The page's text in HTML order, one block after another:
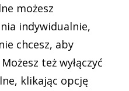
możesz
indywidualnie,
chcesz, aby
też wyłączyć
klikając opcję